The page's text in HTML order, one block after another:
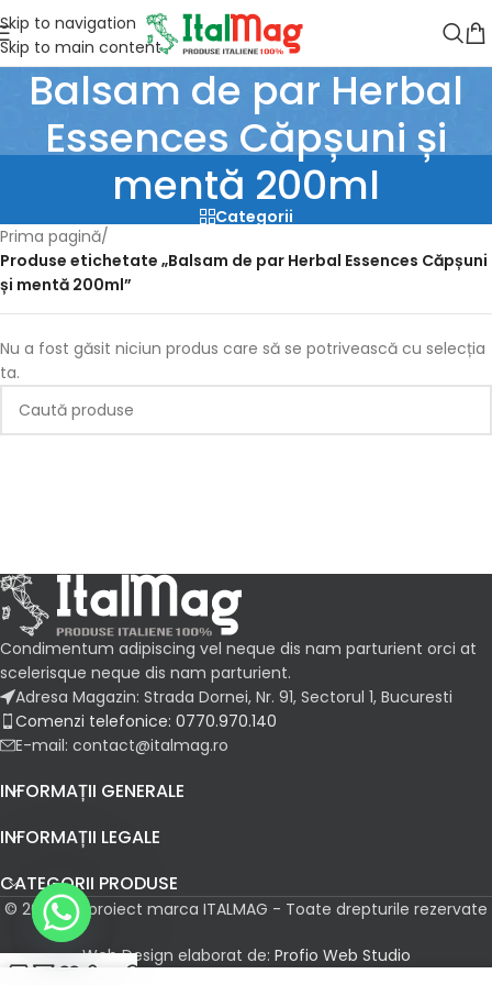
Skip to navigation
Skip to main content
Balsam de par Herbal
Essences Căpșuni și
mentă 200ml
Categorii
Prima pagină/
Produse etichetate „Balsam de par Herbal Essences Căpșuni
și mentă 200ml”
Nu a fost găsit niciun produs care să se potrivească cu selecția
ta.
Condimentum adipiscing vel neque dis nam parturient orci at
scelerisque neque dis nam parturient.
Adresa Magazin: Strada Dornei, Nr. 91, Sectorul 1, Bucuresti
Comenzi telefonice: 0770.970.140
E-mail: contact@italmag.ro
INFORMAȚII GENERALE
INFORMAȚII LEGALE
CATEGORII PRODUSE
© 2026 Un proiect marca ITALMAG - Toate drepturile rezervate
Web Design elaborat de: Profio Web Studio